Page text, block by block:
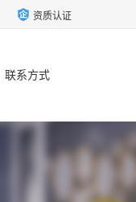
资质认证
联系方式